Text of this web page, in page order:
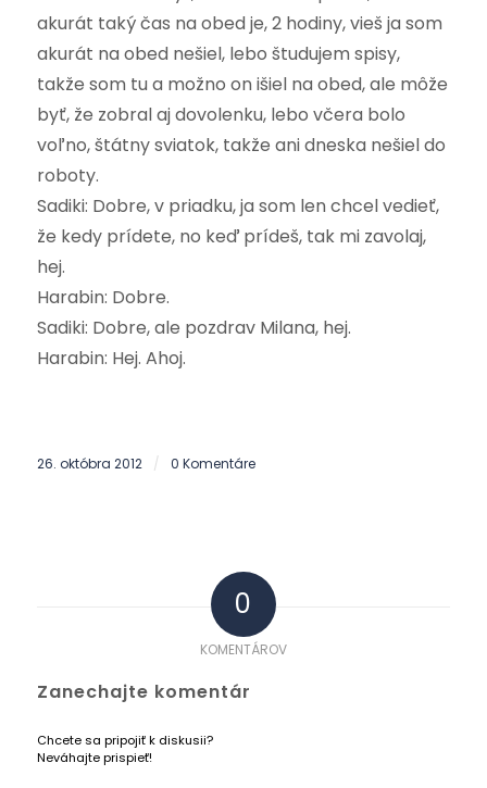
akurát taký čas na obed je, 2 hodiny, vieš ja som
akurát na obed nešiel, lebo študujem spisy,
takže som tu a možno on išiel na obed, ale môže
byť, že zobral aj dovolenku, lebo včera bolo
voľno, štátny sviatok, takže ani dneska nešiel do
roboty.
Sadiki: Dobre, v priadku, ja som len chcel vedieť,
že kedy prídete, no keď prídeš, tak mi zavolaj,
hej.
Harabin: Dobre.
Sadiki: Dobre, ale pozdrav Milana, hej.
Harabin: Hej. Ahoj.
26. októbra 2012 / 0 Komentáre
0
KOMENTÁROV
Zanechajte komentár
Chcete sa pripojiť k diskusii?
Neváhajte prispieť!